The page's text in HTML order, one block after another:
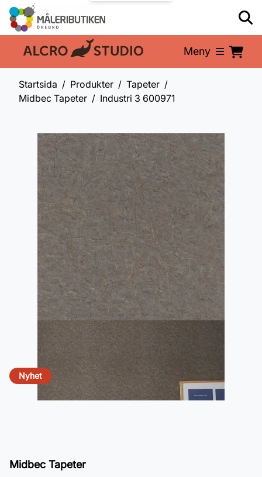
En del av: Meny
Startsida Produkter
Tapeter
Midbec Tapeter
Industri 3 600971
Nyhet
Midbec Tapeter